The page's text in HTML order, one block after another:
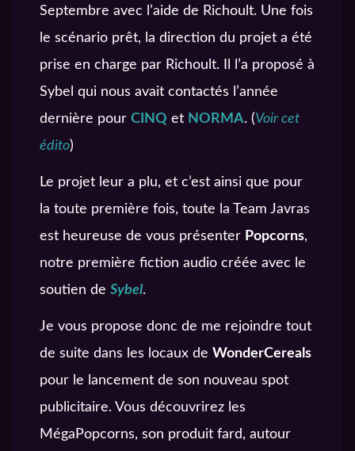
Septembre avec l’aide de Richoult. Une fois
le scénario prêt, la direction du projet a été
prise en charge par Richoult. Il l’a proposé à
Sybel qui nous avait contactés l’année
dernière pour CINQ et NORMA. (Voir cet
édito)
Le projet leur a plu, et c’est ainsi que pour
la toute première fois, toute la Team Javras
est heureuse de vous présenter Popcorns,
notre première fiction audio créée avec le
soutien de Sybel.
Je vous propose donc de me rejoindre tout
de suite dans les locaux de WonderCereals
pour le lancement de son nouveau spot
publicitaire. Vous découvrirez les
MégaPopcorns, son produit fard, autour